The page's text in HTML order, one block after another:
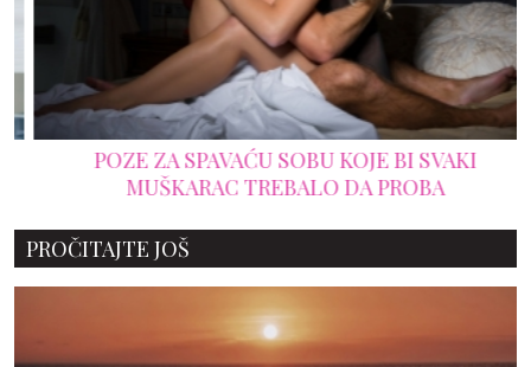
POZE ZA SPAVAĆU SOBU KOJE BI SVAKI
MUŠKARAC TREBALO DA PROBA
PROČITAJTE JOŠ